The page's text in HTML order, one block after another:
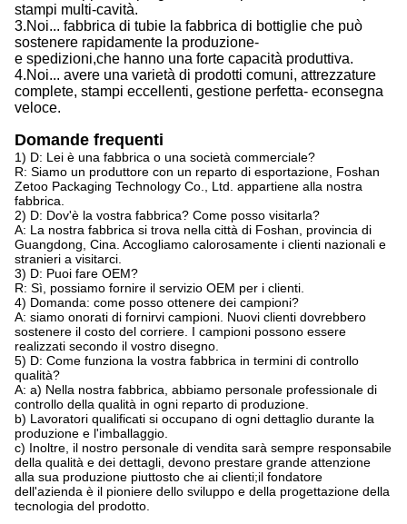
stampi multi-cavità.
3.Noi... fabbrica di tubie la fabbrica di bottiglie che può
sostenere rapidamente la produzione-
e spedizioni,che hanno una forte capacità produttiva.
4.Noi... avere una varietà di prodotti comuni, attrezzature
complete, stampi eccellenti, gestione perfetta- econsegna
veloce.
Domande frequenti
1) D: Lei è una fabbrica o una società commerciale?
R: Siamo un produttore con un reparto di esportazione, Foshan
Zetoo Packaging Technology Co., Ltd. appartiene alla nostra
fabbrica.
2) D: Dov'è la vostra fabbrica? Come posso visitarla?
A: La nostra fabbrica si trova nella città di Foshan, provincia di
Guangdong, Cina. Accogliamo calorosamente i clienti nazionali e
stranieri a visitarci.
3) D: Puoi fare OEM?
R: Sì, possiamo fornire il servizio OEM per i clienti.
4) Domanda: come posso ottenere dei campioni?
A: siamo onorati di fornirvi campioni. Nuovi clienti dovrebbero
sostenere il costo del corriere. I campioni possono essere
realizzati secondo il vostro disegno.
5) D: Come funziona la vostra fabbrica in termini di controllo
qualità?
A: a) Nella nostra fabbrica, abbiamo personale professionale di
controllo della qualità in ogni reparto di produzione.
b) Lavoratori qualificati si occupano di ogni dettaglio durante la
produzione e l'imballaggio.
c) Inoltre, il nostro personale di vendita sarà sempre responsabile
della qualità e dei dettagli, devono prestare grande attenzione
alla sua produzione piuttosto che ai clienti;il fondatore
dell'azienda è il pioniere dello sviluppo e della progettazione della
tecnologia del prodotto.